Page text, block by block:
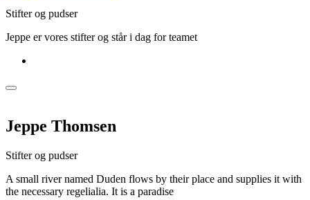
Stifter og pudser
Jeppe er vores stifter og står i dag for teamet
Jeppe Thomsen
Stifter og pudser
A small river named Duden flows by their place and supplies it with
the necessary regelialia. It is a paradise